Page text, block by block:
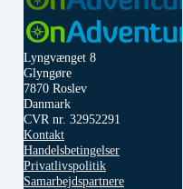
Lyngvænget 8
Glyngøre
7870 Roslev
Danmark
CVR nr. 32952291
Kontakt
Handelsbetingelser
Privatlivspolitik
Samarbejdspartnere